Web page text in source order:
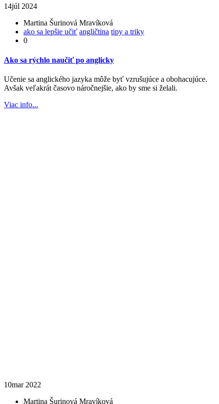
14júl 2024
Martina Šurinová Mravíková
ako sa lepšie učiť angličtina tipy a triky
0
Ako sa rýchlo naučiť po anglicky
Učenie sa anglického jazyka môže byť vzrušujúce a obohacujúce.
Avšak veľakrát časovo náročnejšie, ako by sme si želali.
Viac info...
10mar 2022
Martina Šurinová Mravíková